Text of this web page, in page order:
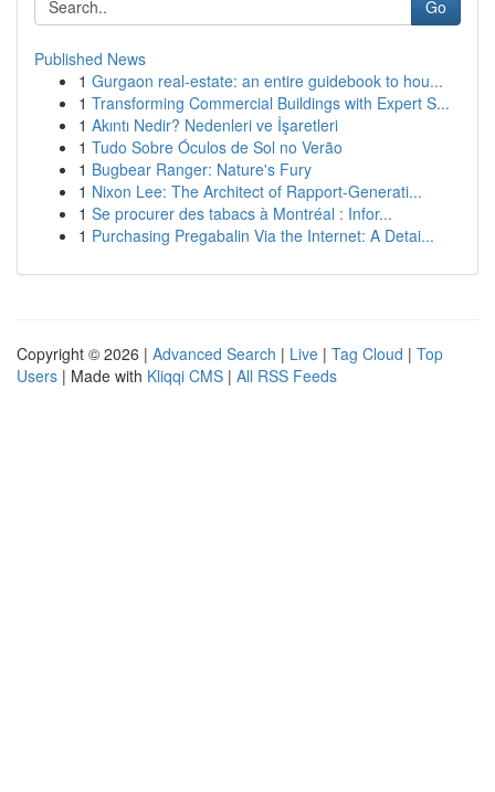
Go
Published News
1 Gurgaon real-estate: an entire guidebook to hou...
1 Transforming Commercial Buildings with Expert S...
1 Akıntı Nedir? Nedenleri ve İşaretleri
1 Tudo Sobre Óculos de Sol no Verão
1 Bugbear Ranger: Nature's Fury
1 Nixon Lee: The Architect of Rapport-Generati...
1 Se procurer des tabacs à Montréal : Infor...
1 Purchasing Pregabalin Via the Internet: A Detai...
Copyright © 2026 | Advanced Search | Live | Tag Cloud | Top
Users | Made with Kliqqi CMS | All RSS Feeds